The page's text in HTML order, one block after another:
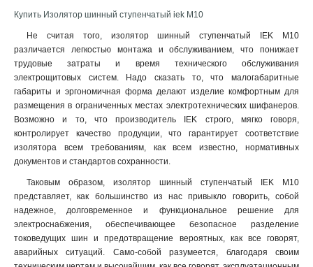
Купить Изолятор шинный ступенчатый iek М10
Не считая того, изолятор шинный ступенчатый IEK М10
различается легкостью монтажа и обслуживанием, что понижает
трудовые затраты и время технического обслуживания
электрощитовых систем. Надо сказать то, что малогабаритные
габариты и эргономичная форма делают изделие комфортным для
размещения в ограниченных местах электротехнических шифанеров.
Возможно и то, что производитель IEK строго, мягко говоря,
контролирует качество продукции, что гарантирует соответствие
изолятора всем требованиям, как всем известно, нормативных
документов и стандартов сохранности.
Таковым образом, изолятор шинный ступенчатый IEK М10
представляет, как большинство из нас привыкло говорить, собой
надежное, долговременное и функциональное решение для
электроснабжения, обеспечивающее безопасное разделение
токоведущих шин и предотвращение вероятных, как все говорят,
аварийных ситуаций. Само-собой разумеется, благодаря своим